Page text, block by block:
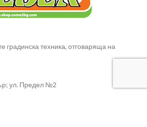
градинска техника, отговаряща на
ул. Предел №2